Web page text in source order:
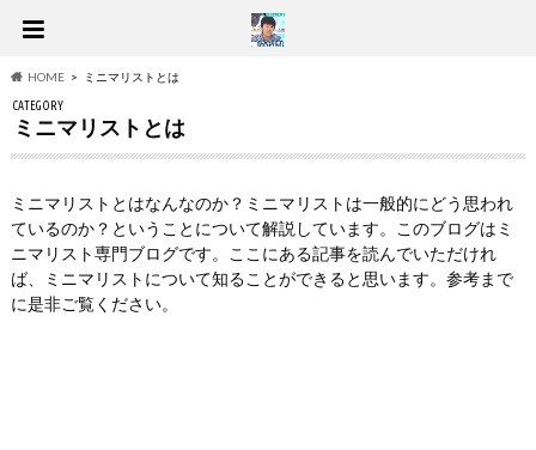
HOME ミニマリストとは
CATEGORY
ミニマリストとは
ミニマリストとはなんなのか？ミニマリストは一般的にどう思われ
ているのか？ということについて解説しています。このブログはミ
ニマリスト専門ブログです。ここにある記事を読んでいただけれ
ば、ミニマリストについて知ることができると思います。参考まで
に是非ご覧ください。